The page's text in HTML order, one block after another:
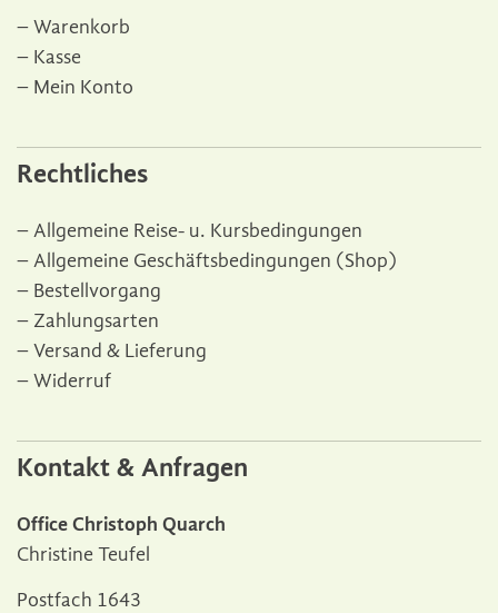
Warenkorb
Kasse
Mein Konto
Rechtliches
Allgemeine Reise- u. Kursbedingungen
Allgemeine Geschäftsbedingungen (Shop)
Bestellvorgang
Zahlungsarten
Versand & Lieferung
Widerruf
Kontakt & Anfragen
Office Christoph Quarch
Christine Teufel
Postfach 1643